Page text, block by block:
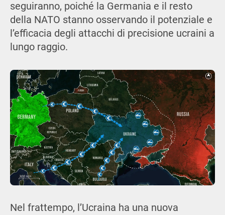
seguiranno, poiché la Germania e il resto
della NATO stanno osservando il potenziale e
l’efficacia degli attacchi di precisione ucraini a
lungo raggio.
Nel frattempo, l’Ucraina ha una nuova